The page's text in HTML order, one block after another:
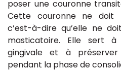
poser une couronne
Cette couronne ne doit
c’est-à-dire qu’elle ne
masticatoire. Elle sert
gingivale et à préserver
pendant la phase de